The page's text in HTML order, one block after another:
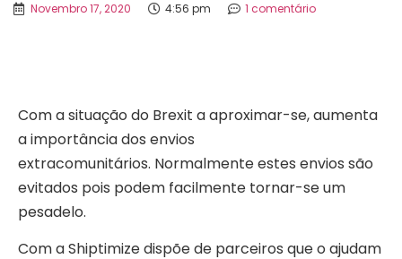
Novembro 17, 2020 4:56 pm 1 comentário
Com a situação do Brexit a aproximar-se, aumenta
a importância dos envios
extracomunitários. Normalmente estes envios são
evitados pois podem facilmente tornar-se um
pesadelo.
Com a Shiptimize dispõe de parceiros que o ajudam